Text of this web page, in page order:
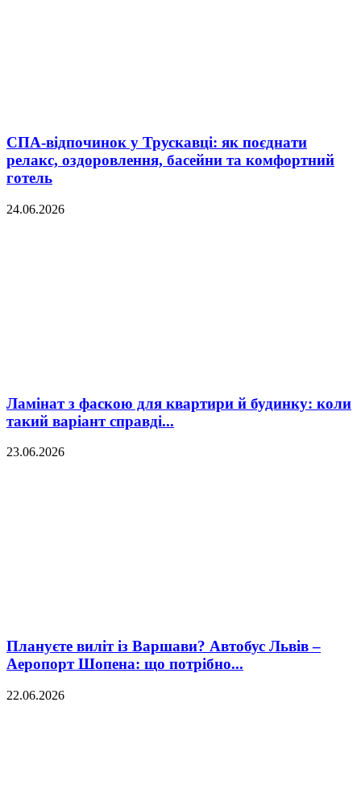
СПА-відпочинок у Трускавці: як поєднати
релакс, оздоровлення, басейни та комфортний
готель
24.06.2026
Ламінат з фаскою для квартири й будинку: коли
такий варіант справді...
23.06.2026
Плануєте виліт із Варшави? Автобус Львів –
Аеропорт Шопена: що потрібно...
22.06.2026